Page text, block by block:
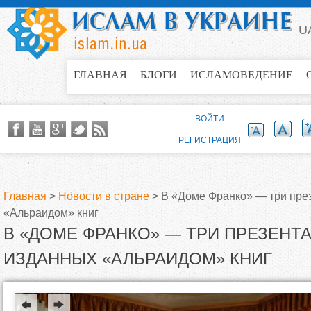
Jump to navigation
ГЛАВНАЯ БЛОГИ ИСЛАМОВЕДЕНИЕ
В
ы
з
Главная > Новости в стране > В «Доме Франко» — три
«Альраидом» книг
В «ДОМЕ ФРАНКО» — ТРИ
ИЗДАННЫХ «АЛЬРАИДОМ» КНИГ
ВОЙТИ
РЕГИСТРАЦИЯ